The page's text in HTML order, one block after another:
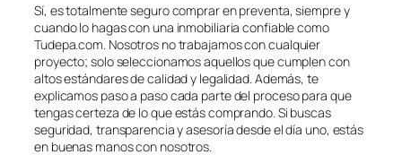
Sí, es totalmente seguro comprar en preventa, siempre y
cuando lo hagas con una inmobiliaria confiable como
Tudepa.com. Nosotros no trabajamos con cualquier
proyecto; solo seleccionamos aquellos que cumplen con
altos estándares de calidad y legalidad. Además, te
explicamos paso a paso cada parte del proceso para que
tengas certeza de lo que estás comprando. Si buscas
seguridad, transparencia y asesoría desde el día uno, estás
en buenas manos con nosotros.